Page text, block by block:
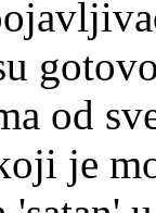
od
je